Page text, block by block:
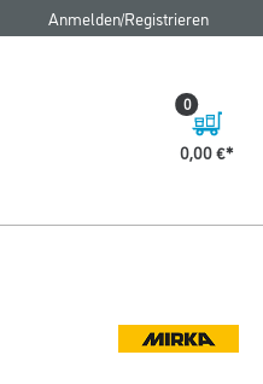
Anmelden/Registrieren
0,00 €
0